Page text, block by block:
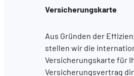
Versicherungskarte
Aus Gründen der
stellen wir die
Versicherungskarte für
Versicherungsvertrag